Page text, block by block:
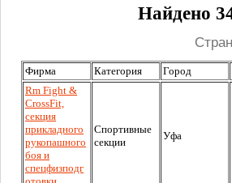
Найдено
Фирма Категория Город
Rm Fight &
CrossFit,
секция
прикладного
рукопашного
боя и
спецфизподг
Спортивные
секции
Уфа